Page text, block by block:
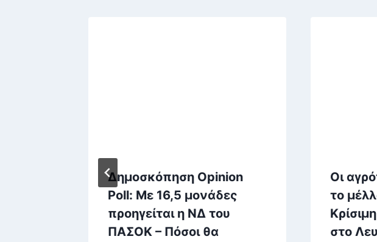
Δημοσκόπηση Opinion
Poll: Με 16,5 μονάδες
προηγείται η ΝΔ του
ΠΑΣΟΚ – Πόσοι θα
Οι
το
στο